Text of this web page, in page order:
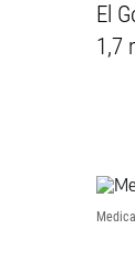
El
1,7